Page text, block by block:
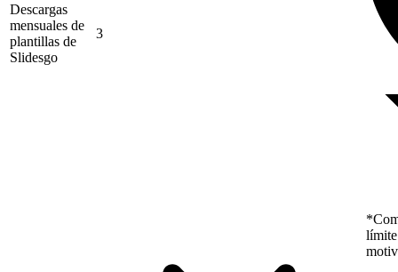
Descargas
mensuales de
plantillas de
Slidesgo
3
límite